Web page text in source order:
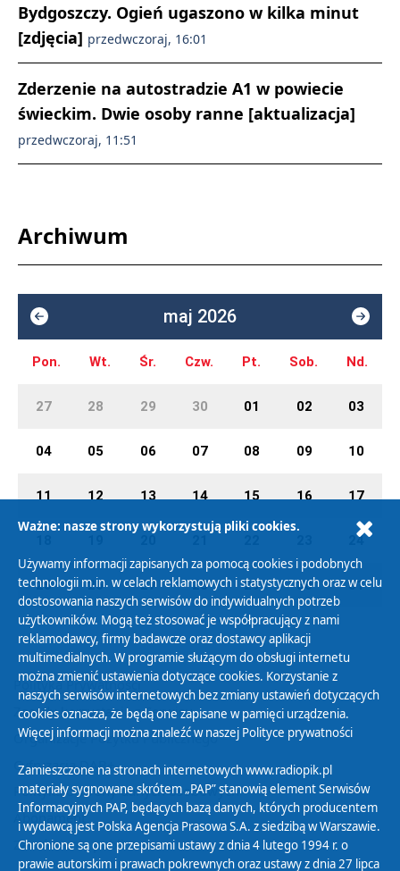
Bydgoszczy. Ogień ugaszono w kilka minut
[zdjęcia] przedwczoraj, 16:01
Zderzenie na autostradzie A1 w powiecie
świeckim. Dwie osoby ranne [aktualizacja]
przedwczoraj, 11:51
Archiwum
maj 2026
Pon. Wt. Śr. Czw. Pt. Sob. Nd.
27 28 29 30 01 02 03
04 05 06 07 08 09 10
11 12 13 14 15 16 17
24
25 26 27 28 29 30 31
Polityka Prywatności
Zasady korzystania z Serwisu
Organizacje Pożytku Publicznego
Cyfryzacja DAB+
Polityka ochrony danych osobowych
Abonament
Zamówienia publiczne
Ważne: nasze strony wykorzystują pliki cookies.
Używamy informacji zapisanych za pomocą cookies i podobnych
technologii m.in. w celach reklamowych i statystycznych oraz w celu
dostosowania naszych serwisów do indywidualnych potrzeb
użytkowników. Mogą też stosować je współpracujący z nami
reklamodawcy, firmy badawcze oraz dostawcy aplikacji
multimedialnych. W programie służącym do obsługi internetu
można zmienić ustawienia dotyczące cookies. Korzystanie z
naszych serwisów internetowych bez zmiany ustawień dotyczących
cookies oznacza, że będą one zapisane w pamięci urządzenia.
Więcej informacji można znaleźć w naszej Polityce prywatności
Zamieszczone na stronach internetowych www.radiopik.pl
materiały sygnowane skrótem „PAP” stanowią element Serwisów
Informacyjnych PAP, będących bazą danych, których producentem
i wydawcą jest Polska Agencja Prasowa S.A. z siedzibą w Warszawie.
Chronione są one przepisami ustawy z dnia 4 lutego 1994 r. o
prawie autorskim i prawach pokrewnych oraz ustawy z dnia 27 lipca